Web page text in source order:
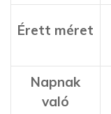
Érett méret
Napnak
való